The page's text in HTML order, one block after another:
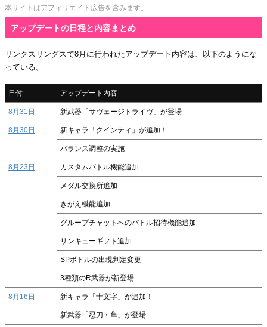
本サイトはアフィリエイト広告を含みます。
アップデートの日程と内容まとめ
リンクスリングスで8月に行われたアップデート内容は、以下のようにな
っている。
日付 アップデート内容
8月31日 新武器「サヴェージトライヴ」が登場
8月30日 新キャラ「クインティ」が追加！
バランス調整の実施
8月23日 カスタムバトル機能追加
メダル交換所追加
きがえ機能追加
グループチャットへのバトル招待機能追加
リンキューギフト追加
SPボトルの出現判定変更
3種類のR武器が新登場
8月16日 新キャラ「十文字」が追加！
新武器「忍刀・隼」が登場